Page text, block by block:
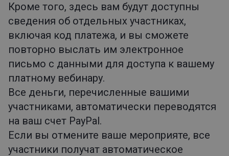
Кроме того, здесь вам будут доступны
сведения об отдельных участниках,
включая код платежа, и вы сможете
повторно выслать им электронное
письмо с данными для доступа к вашему
платному вебинару.
Все деньги, перечисленные вашими
участниками, автоматически переводятся
на ваш счет PayPal.
Если вы отмените ваше мероприяте, все
участники получат автоматическое